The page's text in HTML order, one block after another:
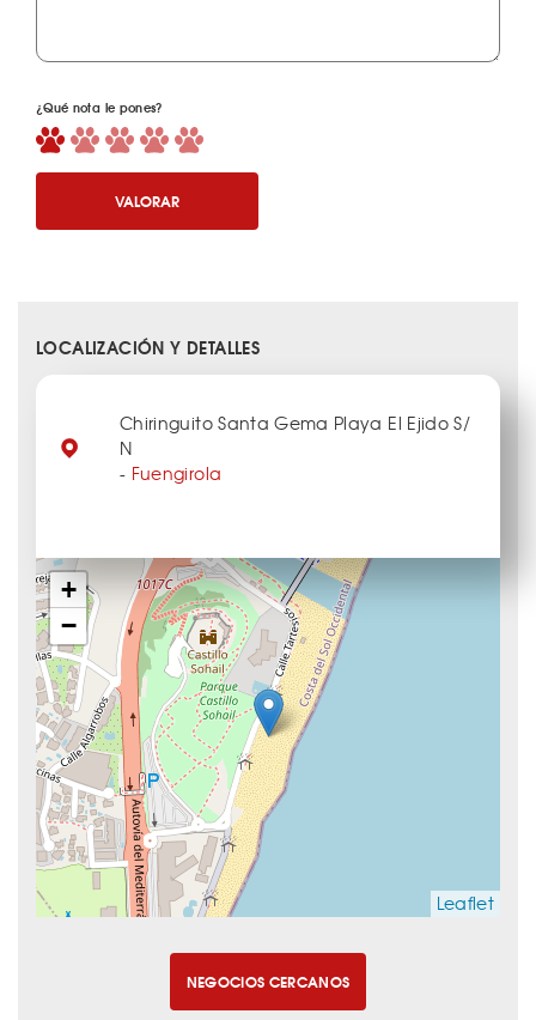
¿Qué nota le pones?
VALORAR
LOCALIZACIÓN Y DETALLES
+
−
Leaflet
Chiringuito Santa Gema Playa El Ejido S/
N
- Fuengirola
NEGOCIOS CERCANOS